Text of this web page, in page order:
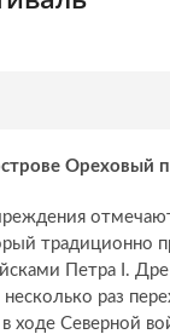
Ореховый
Петра I.
раз
ходе Северной